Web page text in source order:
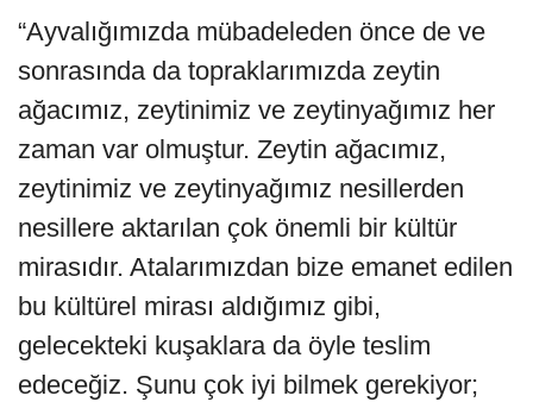
“Ayvalığımızda mübadeleden önce de ve
sonrasında da topraklarımızda zeytin
ağacımız, zeytinimiz ve zeytinyağımız her
zaman var olmuştur. Zeytin ağacımız,
zeytinimiz ve zeytinyağımız nesillerden
nesillere aktarılan çok önemli bir kültür
mirasıdır. Atalarımızdan bize emanet edilen
bu kültürel mirası aldığımız gibi,
gelecekteki kuşaklara da öyle teslim
edeceğiz. Şunu çok iyi bilmek gerekiyor;